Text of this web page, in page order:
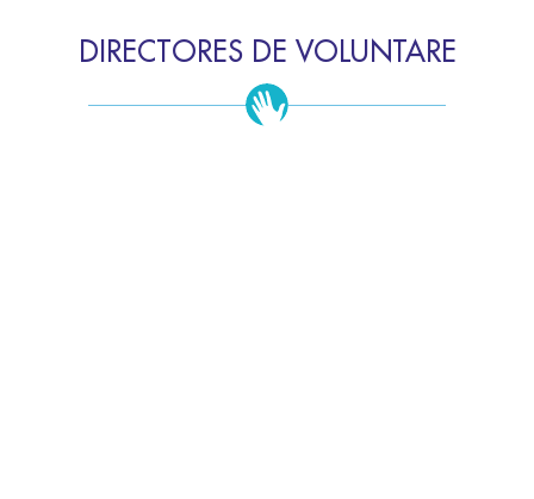
DIRECTORES DE VOLUNTARE